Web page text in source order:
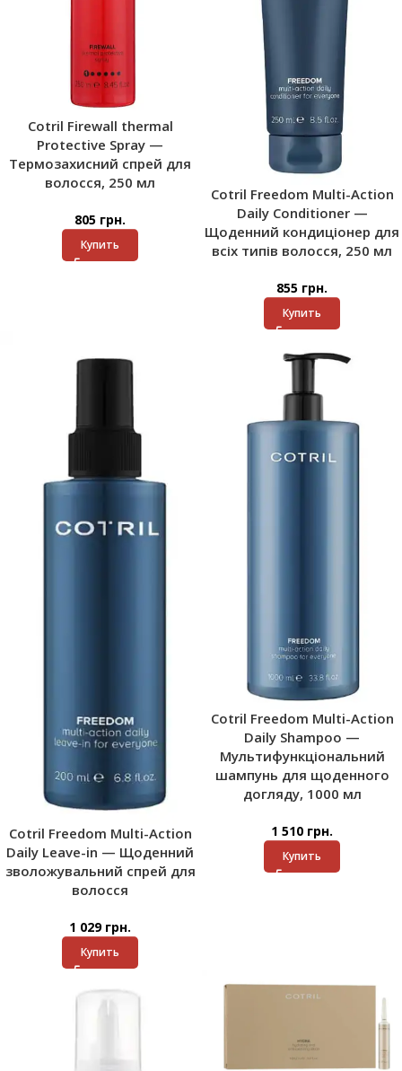
Cotril Firewall thermal
Protective Spray —
Термозахисний спрей для
волосся, 250 мл
805 грн.
Купить
Cotril Freedom Multi-Action
Daily Conditioner —
Щоденний кондиціонер для
всіх типів волосся, 250 мл
855 грн.
Купить
Cotril Freedom Multi-Action
Daily Leave-in — Щоденний
зволожувальний спрей для
волосся
1 029 грн.
Купить
Cotril Freedom Multi-Action
Daily Shampoo —
Мультифункціональний
шампунь для щоденного
догляду, 1000 мл
1 510 грн.
Купить